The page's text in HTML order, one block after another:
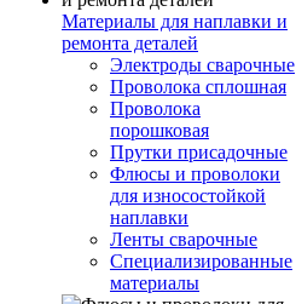
Материалы для наплавки и
ремонта деталей
Электроды сварочные
Проволока сплошная
Проволока
порошковая
Прутки присадочные
Флюсы и проволоки
для износостойкой
наплавки
Ленты сварочные
Специализированные
материалы